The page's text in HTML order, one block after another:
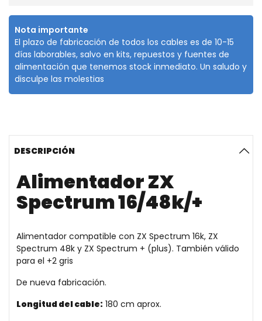
Nota importante
El plazo de fabricación de todos los cables es de 10-15
días laborables, salvo en kits, repuestos y fuentes de
alimentación que tenemos stock inmediato. Un saludo y
disculpe las molestias
DESCRIPCIÓN
Alimentador ZX
Spectrum 16/48k/+
Alimentador compatible con ZX Spectrum 16k, ZX
Spectrum 48k y ZX Spectrum + (plus). También válido
para el +2 gris
De nueva fabricación.
Longitud del cable: 180 cm aprox.